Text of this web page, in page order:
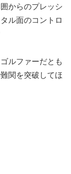
からのプレッシ
ル面のコントロ
ルファーだとも
関を突破してほ